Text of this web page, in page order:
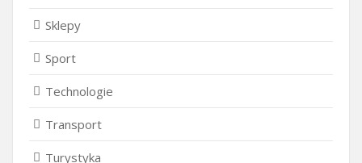
Sklepy
Sport
Technologie
Transport
Turystyka